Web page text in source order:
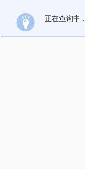
正在查询中